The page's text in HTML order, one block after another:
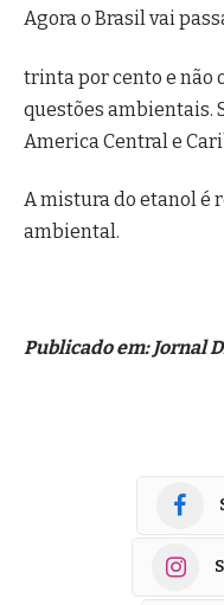
Agora o Brasil vai
trinta por cento e não
questões ambientais.
America Central e
A mistura do etanol é
ambiental.
Publicado em: Jornal